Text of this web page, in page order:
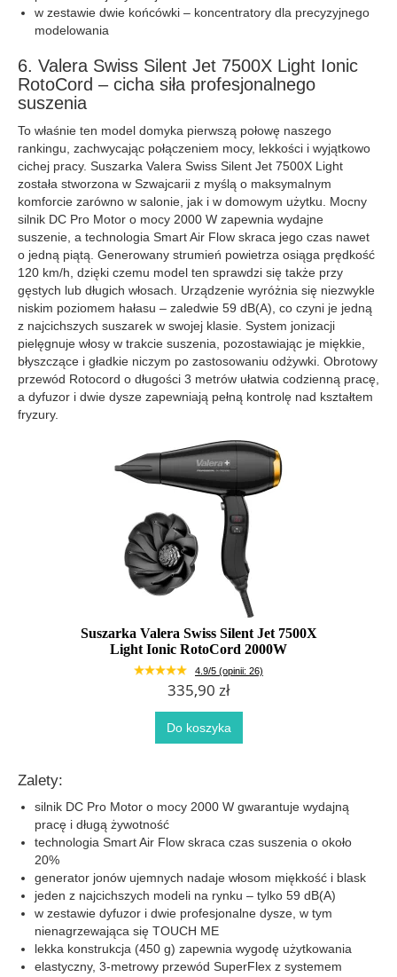
w zestawie dwie końcówki – koncentratory dla precyzyjnego
modelowania
6. Valera Swiss Silent Jet 7500X Light Ionic
RotoCord – cicha siła profesjonalnego
suszenia
To właśnie ten model domyka pierwszą połowę naszego
rankingu, zachwycając połączeniem mocy, lekkości i wyjątkowo
cichej pracy. Suszarka Valera Swiss Silent Jet 7500X Light
została stworzona w Szwajcarii z myślą o maksymalnym
komforcie zarówno w salonie, jak i w domowym użytku. Mocny
silnik DC Pro Motor o mocy 2000 W zapewnia wydajne
suszenie, a technologia Smart Air Flow skraca jego czas nawet
o jedną piątą. Generowany strumień powietrza osiąga prędkość
120 km/h, dzięki czemu model ten sprawdzi się także przy
gęstych lub długich włosach. Urządzenie wyróżnia się niezwykle
niskim poziomem hałasu – zaledwie 59 dB(A), co czyni je jedną
z najcichszych suszarek w swojej klasie. System jonizacji
pielęgnuje włosy w trakcie suszenia, pozostawiając je miękkie,
błyszczące i gładkie niczym po zastosowaniu odżywki. Obrotowy
przewód Rotocord o długości 3 metrów ułatwia codzienną pracę,
a dyfuzor i dwie dysze zapewniają pełną kontrolę nad kształtem
fryzury.
Suszarka Valera Swiss Silent Jet 7500X
Light Ionic RotoCord 2000W
4.9/5 (opinii: 26)
335,90 zł
Do koszyka
Zalety:
silnik DC Pro Motor o mocy 2000 W gwarantuje wydajną
pracę i długą żywotność
technologia Smart Air Flow skraca czas suszenia o około
20%
generator jonów ujemnych nadaje włosom miękkość i blask
jeden z najcichszych modeli na rynku – tylko 59 dB(A)
w zestawie dyfuzor i dwie profesjonalne dysze, w tym
nienagrzewająca się TOUCH ME
lekka konstrukcja (450 g) zapewnia wygodę użytkowania
elastyczny, 3-metrowy przewód SuperFlex z systemem